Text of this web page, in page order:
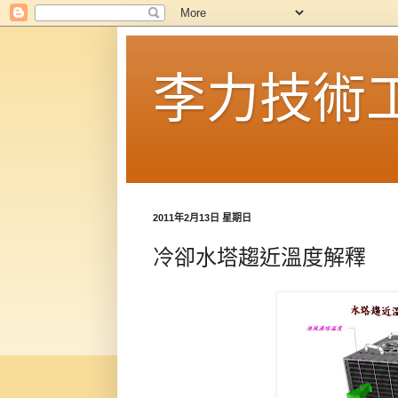
李力技術
2011年2月13日 星期日
冷卻水塔趨近溫度解釋